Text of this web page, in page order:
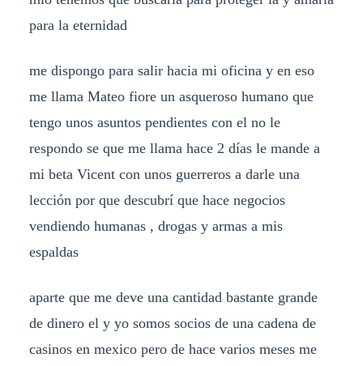
para la eternidad
me dispongo para salir hacia mi oficina y en eso
me llama Mateo fiore un asqueroso humano que
tengo unos asuntos pendientes con el no le
respondo se que me llama hace 2 días le mande a
mi beta Vicent con unos guerreros a darle una
lección por que descubrí que hace negocios
vendiendo humanas , drogas y armas a mis
espaldas
aparte que me deve una cantidad bastante grande
de dinero el y yo somos socios de una cadena de
casinos en mexico pero de hace varios meses me